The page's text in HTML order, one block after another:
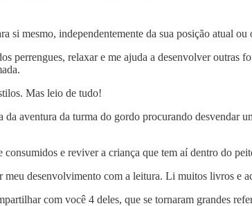
mesmo, independentemente da sua posição atual ou
perrengues, relaxar e me ajuda a desenvolver
Mas leio de tudo!
da aventura da turma do gordo procurando
consumidos e reviver a criança que tem aí dentro do
desenvolvimento com a leitura. Li muitos livros e
com você 4 deles, que se tornaram grandes